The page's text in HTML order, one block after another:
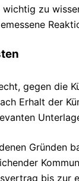
zu
gegen die
Erhalt der
Gründen
bis zur